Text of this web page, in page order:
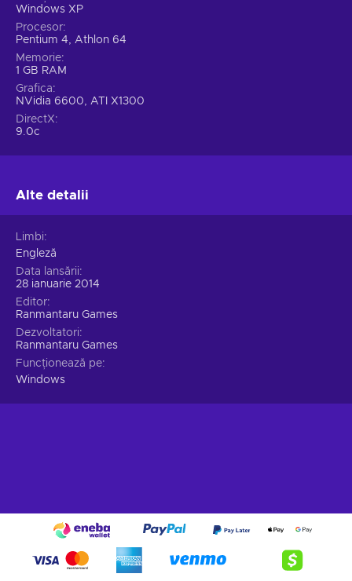
Windows XP
Procesor
Pentium 4, Athlon 64
Memorie
1 GB RAM
Grafica
NVidia 6600, ATI X1300
DirectX
9.0c
Alte detalii
Limbi
Engleză
Data lansării
28 ianuarie 2014
Editor
Ranmantaru Games
Dezvoltatori
Ranmantaru Games
Funcționează pe
Windows